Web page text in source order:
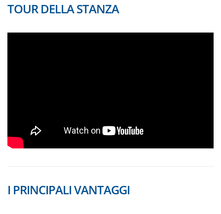
TOUR DELLA STANZA
I PRINCIPALI VANTAGGI